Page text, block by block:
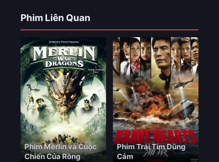
Phim Liên Quan
Phim Merlin và Cuộc
Chiến Của Rồng
Phim Trái Tim Dũng
Cảm